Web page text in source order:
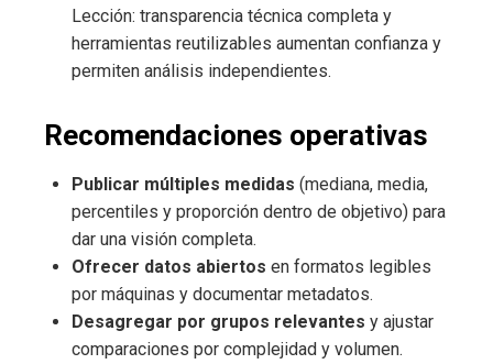
Lección: transparencia técnica completa y
herramientas reutilizables aumentan confianza y
permiten análisis independientes.
Recomendaciones operativas
Publicar múltiples medidas (mediana, media,
percentiles y proporción dentro de objetivo) para
dar una visión completa.
Ofrecer datos abiertos en formatos legibles
por máquinas y documentar metadatos.
Desagregar por grupos relevantes y ajustar
comparaciones por complejidad y volumen.